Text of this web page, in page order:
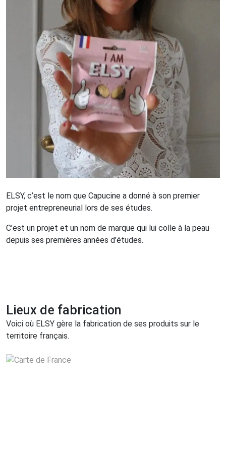
ELSY, c’est le nom que Capucine a donné à son premier
projet entrepreneurial lors de ses études.
C’est un projet et un nom de marque qui lui colle à la peau
depuis ses premières années d’études.
Lieux de fabrication
Voici où ELSY gère la fabrication de ses produits sur le
territoire français.